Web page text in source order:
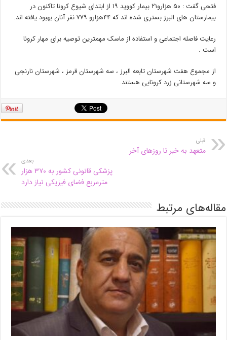
فتحی گفت : ۵۰ هزارو۲۱ بیمار کووید ۱۹ از ابتدای شیوع کرونا تاکنون در
بیمارستان های البرز بستری شده اند که ۴۴هزارو ۷۷۹ نفر آنان بهبود یافته اند.
رعایت فاصله اجتماعی و استفاده از ماسک مهمترین توصیه برای مهار کرونا
است .
از مجموع هفت شهرستان تابعه البرز ، سه شهرستان قرمز ، شهرستان نارنجی
و سه شهرستانی زرد کرونایی هستند.
قبلی
متعهد به خبر تا روزهای آخر
بعدی
پزشکی قانونی کشور به ۳۷۰ هزار
مترمربع فضای فیزیکی نیاز دارد
مقاله‌های مرتبط